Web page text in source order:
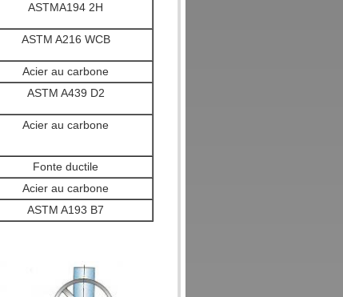
ASTMA194 2H
ASTM A216 WCB
Acier au carbone
ASTM A439 D2
Acier au carbone
Fonte ductile
Acier au carbone
ASTM A193 B7